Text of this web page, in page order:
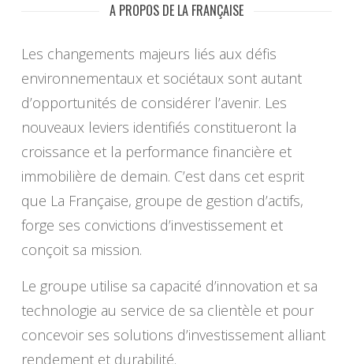
A PROPOS DE LA FRANÇAISE
Les changements majeurs liés aux défis
environnementaux et sociétaux sont autant
d’opportunités de considérer l’avenir. Les
nouveaux leviers identifiés constitueront la
croissance et la performance financière et
immobilière de demain. C’est dans cet esprit
que La Française, groupe de gestion d’actifs,
forge ses convictions d’investissement et
conçoit sa mission.
Le groupe utilise sa capacité d’innovation et sa
technologie au service de sa clientèle et pour
concevoir ses solutions d’investissement alliant
rendement et durabilité.